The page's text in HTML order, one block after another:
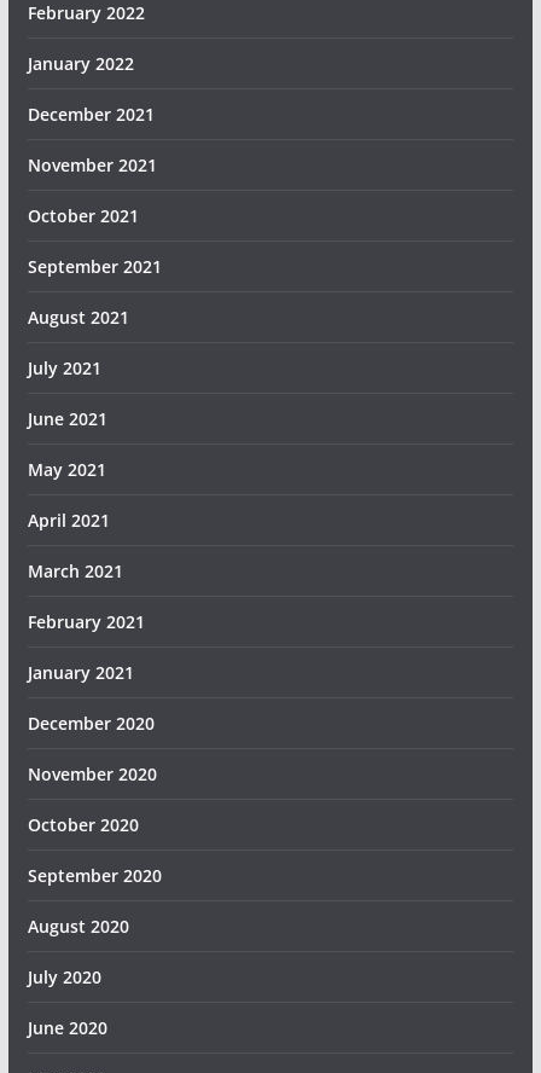
February 2022
January 2022
December 2021
November 2021
October 2021
September 2021
August 2021
July 2021
June 2021
May 2021
April 2021
March 2021
February 2021
January 2021
December 2020
November 2020
October 2020
September 2020
August 2020
July 2020
June 2020